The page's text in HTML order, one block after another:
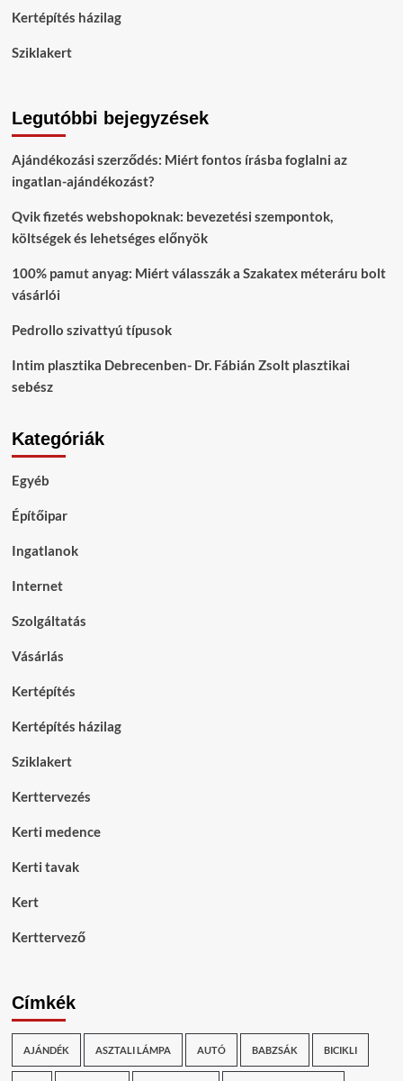
Kertépítés házilag
Sziklakert
Legutóbbi bejegyzések
Ajándékozási szerződés: Miért fontos írásba foglalni az
ingatlan-ajándékozást?
Qvik fizetés webshopoknak: bevezetési szempontok,
költségek és lehetséges előnyök
100% pamut anyag: Miért válasszák a Szakatex méteráru bolt
vásárlói
Pedrollo szivattyú típusok
Intim plasztika Debrecenben- Dr. Fábián Zsolt plasztikai
sebész
Kategóriák
Egyéb
Építőipar
Ingatlanok
Internet
Szolgáltatás
Vásárlás
Kertépítés
Kertépítés házilag
Sziklakert
Kerttervezés
Kerti medence
Kerti tavak
Kert
Kerttervező
Címkék
AJÁNDÉK ASZTALI LÁMPA AUTÓ BABZSÁK BICIKLI